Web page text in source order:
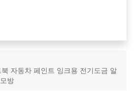
자동차 페인트 잉크용 전기도금 알
방